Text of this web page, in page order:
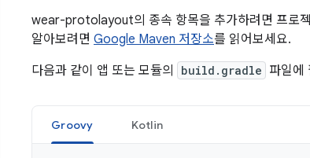
wear-protolayout의 종속 항목을 추가하려면 프로
알아보려면 Google Maven 저장소를 읽어보세요.
다음과 같이 앱 또는 모듈의
build.gradle 파일에
Groovy Kotlin